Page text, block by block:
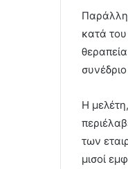
κατά
Η
των
μισοί